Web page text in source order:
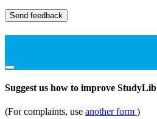
Send feedback
Suggest us how to improve StudyLib
(For complaints, use another form )